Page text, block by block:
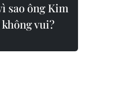
sao ông Kim
vui?